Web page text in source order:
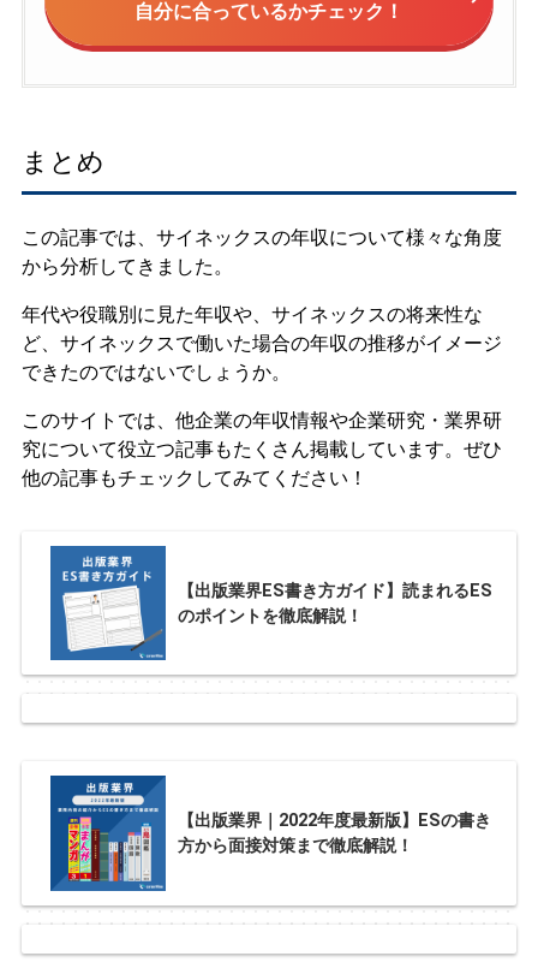
自分に合っているかチェック！
まとめ
この記事では、サイネックスの年収について様々な角度
から分析してきました。
年代や役職別に見た年収や、サイネックスの将来性な
ど、サイネックスで働いた場合の年収の推移がイメージ
できたのではないでしょうか。
このサイトでは、他企業の年収情報や企業研究・業界研
究について役立つ記事もたくさん掲載しています。ぜひ
他の記事もチェックしてみてください！
【出版業界ES書き方ガイド】読まれるES
のポイントを徹底解説！
【出版業界｜2022年度最新版】ESの書き
方から面接対策まで徹底解説！